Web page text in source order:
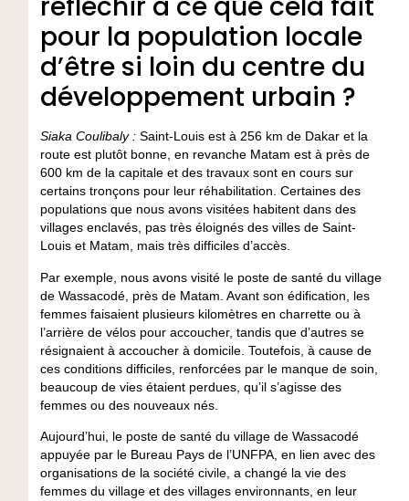
réfléchir à ce que cela fait
pour la population locale
d’être si loin du centre du
développement urbain ?
Siaka Coulibaly :Saint-Louis est à 256 km de Dakar et la
route est plutôt bonne, en revanche Matam est à près de
600 km de la capitale et des travaux sont en cours sur
certains tronçons pour leur réhabilitation. Certaines des
populations que nous avons visitées habitent dans des
villages enclavés, pas très éloignés des villes de Saint-
Louis et Matam, mais très difficiles d’accès.
Par exemple, nous avons visité le poste de santé du village
de Wassacodé, près de Matam. Avant son édification, les
femmes faisaient plusieurs kilomètres en charrette ou à
l’arrière de vélos pour accoucher, tandis que d’autres se
résignaient à accoucher à domicile. Toutefois, à cause de
ces conditions difficiles, renforcées par le manque de soin,
beaucoup de vies étaient perdues, qu’il s’agisse des
femmes ou des nouveaux nés.
Aujourd’hui, le poste de santé du village de Wassacodé
appuyée par le Bureau Pays de l’UNFPA, en lien avec des
organisations de la société civile, a changé la vie des
femmes du village et des villages environnants, en leur